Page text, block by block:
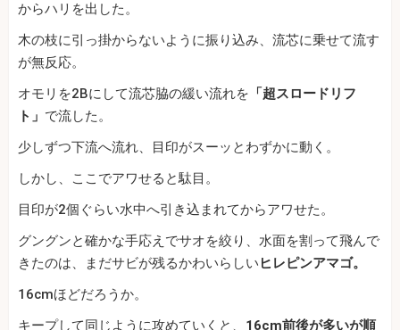
からハリを出した。
木の枝に引っ掛からないように振り込み、流芯に乗せて流す
が無反応。
オモリを2Bにして流芯脇の緩い流れを 「超スロードリフ
ト」 で流した。
少しずつ下流へ流れ、目印がスーッとわずかに動く。
しかし、ここでアワせると駄目。
目印が2個ぐらい水中へ引き込まれてからアワせた。
グングンと確かな手応えでサオを絞り、水面を割って飛んで
きたのは、まだサビが残るかわいらしい ヒレピンアマゴ。
16cmほどだろうか。
キープして同じように攻めていくと、 16cm前後が多いが順